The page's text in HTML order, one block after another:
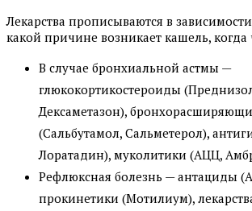
Лекарства прописываются в
какой причине возникает кашель, когда
В случае бронхиальной астмы —
глюкокортикостероиды
Дексаметазон),
(Сальбутамол, Сальметерол),
Лоратадин), муколитики (АЦЦ,
Рефлюксная болезнь — антациды
прокинетики (Мотилиум),